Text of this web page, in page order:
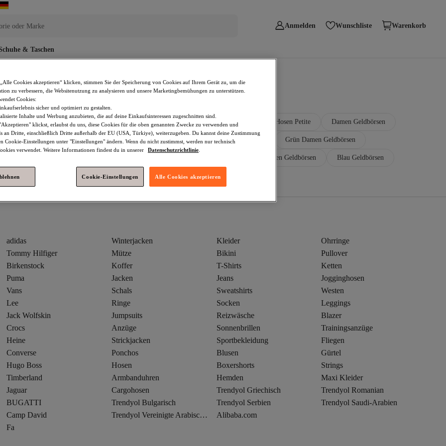
oder Marke Anmelden Wunschliste Warenkorb
& Taschen
Caps Für Kleine Köpfe Capri Schuhe Beuteltaschen Jeans Petite Hosen Petite Damen Geldbörsen
Schwarz Damen Geldbörsen Grande Geldbörsen Mano Geldbörsen Grün Damen Geldbörsen
Beige Damen Geldbörsen Blau Geldbörsen
Geldbörsen USHA Geldbörsen Picard Schwarz Geldbörsen
adidas
Tommy Hilfiger
Birkenstock
Puma
Vans
Lee
Jack Wolfskin
Crocs
Heine
Converse
Hugo Boss
Timberland
Jaguar
BUGATTI
Camp David
Fa
Winterjacken Kleider
Ohrringe
Mütze
Bikini
Pullover
Koffer
T-Shirts
Ketten
Jacken
Jeans
Jogginghosen
Schals
Sweatshirts
Westen
Ringe
Socken
Leggings
Jumpsuits
Reizwäsche
Blazer
Anzüge
Sonnenbrillen
Trainingsanzüge
Strickjacken
Sportbekleidung
Fliegen
Ponchos
Blusen
Gürtel
Hosen
Boxershorts
Strings
Armbanduhren
Hemden
Maxi Kleider
Cargohosen
Trendyol Griechisch
Trendyol Romanian
Trendyol Bulgarisch
Trendyol Serbien
Trendyol Saudi-Arabien
Trendyol Vereinigte Arabische Emirate
Alibaba.com
Cookies akzeptieren“ klicken, stimmen Sie der Speicherung von Cookies auf Ihrem Gerät zu, um die
zu verbessern, die Websitenutzung zu analysieren und unsere Marketingbemühungen zu unterstützen.
Cookies:
sicher und optimiert zu gestalten.
Inhalte und Werbung anzubieten, die auf deine Einkaufsinteressen zugeschnitten sind.
klickst, erlaubst du uns, diese Cookies für die oben genannten Zwecke zu verwenden und
an Dritte, einschließlich Dritte außerhalb der EU (USA, Türkiye), weiterzugeben. Du kannst deine Zustimmung
Cookie-Einstellungen unter "Einstellungen" ändern. Wenn du nicht zustimmst, werden nur technisch
verwendet. Weitere Informationen findest du in unserer
Datenschutzrichtlinie
Cookie-Einstellungen Alle Cookies akzeptieren